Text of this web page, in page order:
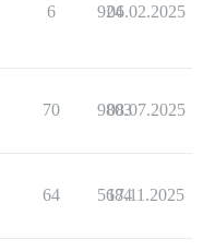
6 924
06.02.2025
70 9803
08.07.2025
64 5684
17.11.2025